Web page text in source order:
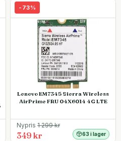
- 73%
Lenovo EM7345 Sierra Wireless
AirPrime FRU 04X6014 4G LTE
Nypris 1 299kr
349 kr 63 i lager